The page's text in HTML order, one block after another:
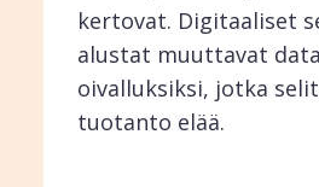
kertovat. Digitaaliset
alustat muuttavat
oivalluksiksi, jotka
tuotanto elää.